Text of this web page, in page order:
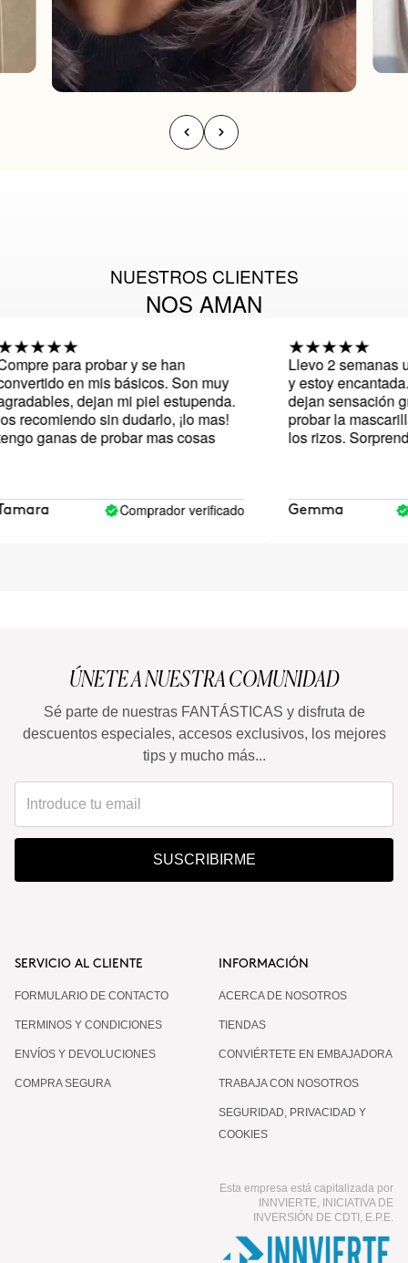
NUESTROS CLIENTES
NOS AMAN
para probar y se han
en mis básicos. Son muy
dejan mi piel estupenda.
sin dudarlo, ¡lo mas!
ganas de probar mas cosas
Comprador verificado
Llevo 2 semanas
y estoy encantada.
dejan sensación
probar la
los rizos.
Gemma
ÚNETE A NUESTRA COMUNIDAD
Sé parte de nuestras FANTÁSTICAS y disfruta de
descuentos especiales, accesos exclusivos, los mejores
tips y mucho más...
SUSCRIBIRME
SERVICIO AL CLIENTE
FORMULARIO DE CONTACTO
TERMINOS Y CONDICIONES
ENVÍOS Y DEVOLUCIONES
COMPRA SEGURA
INFORMACIÓN
ACERCA DE NOSOTROS
TIENDAS
CONVIÉRTETE EN EMBAJADORA
TRABAJA CON NOSOTROS
SEGURIDAD, PRIVACIDAD Y
COOKIES
Esta empresa está capitalizada por
INNVIERTE, INICIATIVA DE
INVERSIÓN DE CDTI, E.P.E.